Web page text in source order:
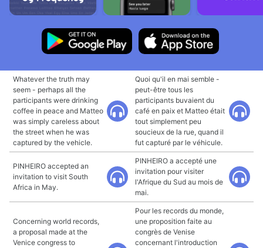
Whatever the truth may
seem - perhaps all the
participants were drinking
coffee in peace and Matteo
was simply careless about
the street when he was
captured by the vehicle.
Quoi qu'il en mai semble -
peut-être tous les
participants buvaient du
café en paix et Matteo était
tout simplement peu
soucieux de la rue, quand il
fut capturé par le véhicule.
PINHEIRO accepted an
invitation to visit South
Africa in May.
PINHEIRO a accepté une
invitation pour visiter
l'Afrique du Sud au mois de
mai.
Concerning world records,
a proposal made at the
Venice congress to
Pour les records du monde,
une proposition faite au
congrès de Venise
concernant l'introduction